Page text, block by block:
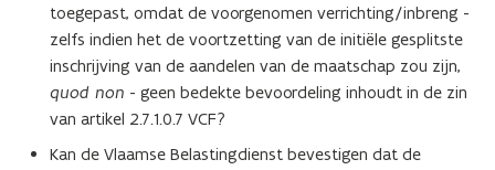
toegepast, omdat de voorgenomen verrichting/inbreng -
zelfs indien het de voortzetting van de initiële gesplitste
inschrijving van de aandelen van de maatschap zou zijn,
quod non - geen bedekte bevoordeling inhoudt in de zin
van artikel 2.7.1.0.7 VCF?
Kan de Vlaamse Belastingdienst bevestigen dat de